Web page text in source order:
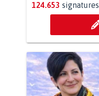
124.653 signatures